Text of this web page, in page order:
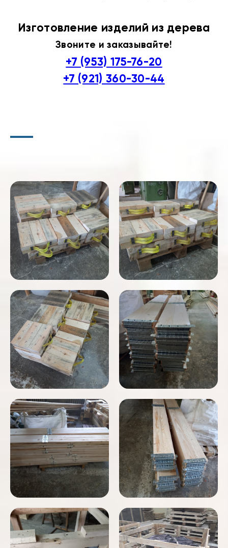
Изготовление изделий из дерева
Звоните и заказывайте!
+7 (953) 175-76-20
+7 (921) 360-30-44